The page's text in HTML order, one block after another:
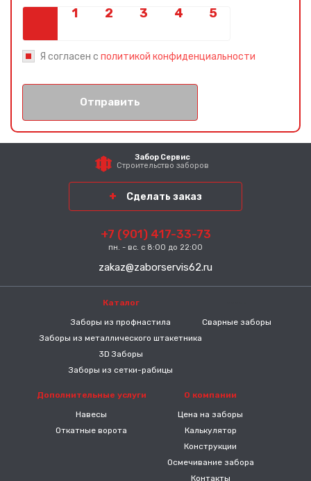
Я согласен с политикой конфиденциальности
Отправить
Забор Сервис
Строительство заборов
Сделать заказ
+7 (901) 417-33-73
пн. - вс. с 8:00 до 22:00
zakaz@zaborservis62.ru
Каталог
Заборы из профнастила
Заборы из металлического штакетника
3D Заборы
Заборы из сетки-рабицы
Сварные заборы
Дополнительные услуги
Навесы
Откатные ворота
О компании
Цена на заборы
Калькулятор
Конструкции
Осмечивание забора
Контакты